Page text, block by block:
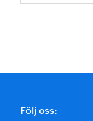
Följ oss: